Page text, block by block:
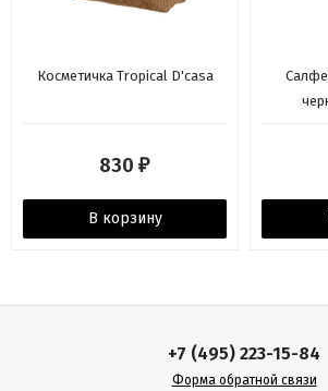
Косметичка Tropical D'casa
830 ₽
В корзину
+7 (495) 223-15-84
Форма обратной связи